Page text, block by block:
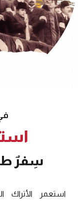
سِفرٌ
استعمر الأتراك